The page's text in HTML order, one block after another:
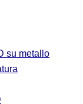
su metallo